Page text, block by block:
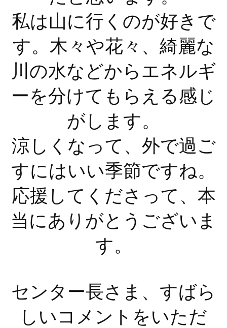
私は山に行くのが好きで
す。木々や花々、綺麗な
川の水などからエネルギ
ーを分けてもらえる感じ
がします。
涼しくなって、外で過ご
すにはいい季節ですね。
応援してくださって、本
当にありがとうございま
す。
センター長さま、すばら
しいコメントをいただ